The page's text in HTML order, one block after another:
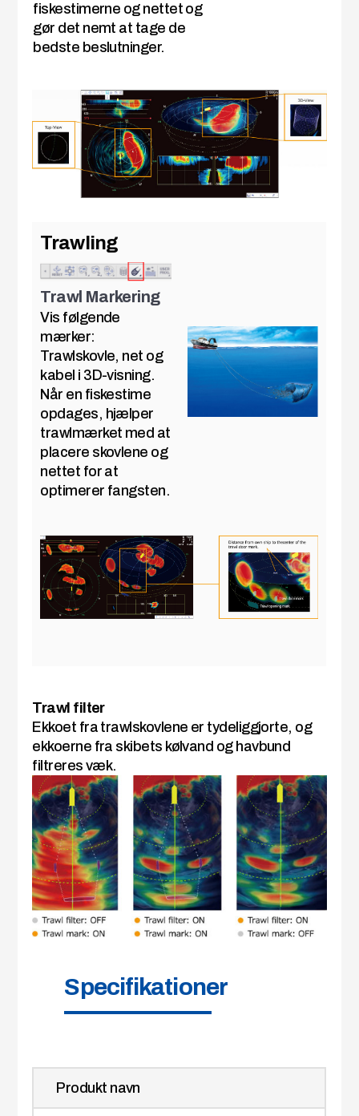
fiskestimerne og nettet og
gør det nemt at tage de
bedste beslutninger.
Trawling
Trawl Markering
Vis følgende
mærker:
Trawlskovle, net og
kabel i 3D-visning.
Når en fiskestime
opdages, hjælper
trawlmærket med at
placere skovlene og
nettet for at
optimerer fangsten.
Trawl filter
Ekkoet fra trawlskovlene er tydeliggjorte, og
ekkoerne fra skibets kølvand og havbund
filtreres væk.
Specifikationer
Produkt navn